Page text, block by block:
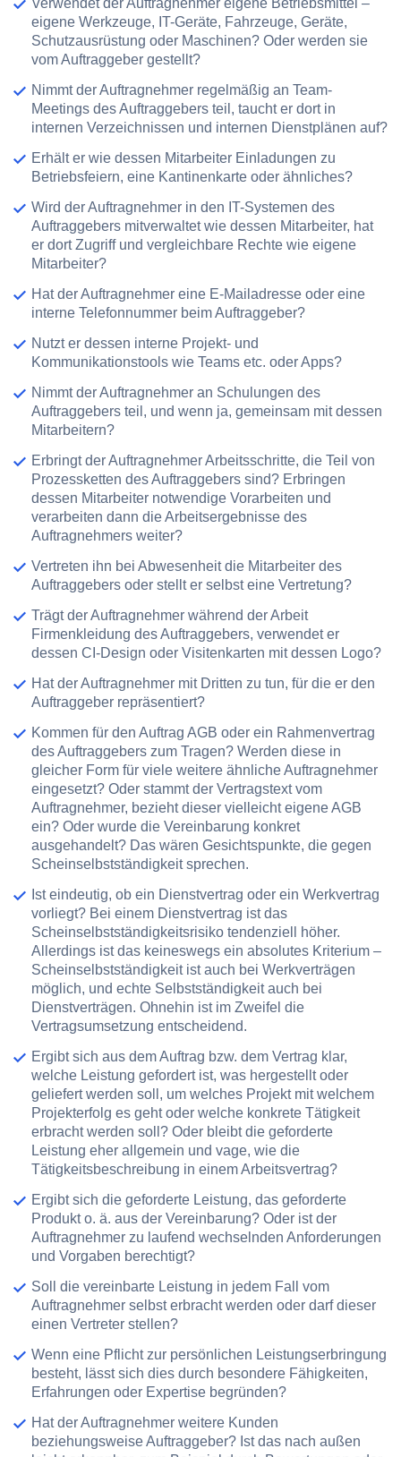
eigene Werkzeuge, IT-Geräte, Fahrzeuge, Geräte,
Schutzausrüstung oder Maschinen? Oder werden sie
vom Auftraggeber gestellt?
Nimmt der Auftragnehmer regelmäßig an Team-
Meetings des Auftraggebers teil, taucht er dort in
internen Verzeichnissen und internen Dienstplänen auf?
Erhält er wie dessen Mitarbeiter Einladungen zu
Betriebsfeiern, eine Kantinenkarte oder ähnliches?
Wird der Auftragnehmer in den IT-Systemen des
Auftraggebers mitverwaltet wie dessen Mitarbeiter, hat
er dortZugriffund vergleichbare Rechte wie eigene
Mitarbeiter?
Hat der Auftragnehmer eine E-Mailadresse oder eine
interne Telefonnummer beim Auftraggeber?
Nutzt er dessen interne Projekt- und
Kommunikationstools wie Teams etc. oder Apps?
Nimmt der Auftragnehmer an Schulungen des
Auftraggebers teil, und wenn ja, gemeinsam mit dessen
Mitarbeitern?
Erbringt der Auftragnehmer Arbeitsschritte, die Teil von
Prozessketten des Auftraggebers sind? Erbringen
dessen Mitarbeiter notwendige Vorarbeiten und
verarbeiten dann die Arbeitsergebnisse des
Auftragnehmers weiter?
Vertreten ihn bei Abwesenheit die Mitarbeiter des
Auftraggebers oder stellt er selbst eine Vertretung?
Trägt der Auftragnehmer während der Arbeit
Firmenkleidung des Auftraggebers, verwendet er
dessen CI-Design oder Visitenkarten mit dessen Logo?
Hat der Auftragnehmer mit Dritten zu tun, für die er den
Auftraggeber repräsentiert?
Kommen für den Auftrag AGB oder ein Rahmenvertrag
des Auftraggebers zum Tragen? Werden diese in
gleicher Form für viele weitere ähnliche Auftragnehmer
eingesetzt? Oder stammt der Vertragstext vom
Auftragnehmer, bezieht dieser vielleicht eigene AGB
ein? Oder wurde die Vereinbarung konkret
ausgehandelt? Das wären Gesichtspunkte, die gegen
Scheinselbstständigkeit sprechen.
Ist eindeutig, ob ein Dienstvertrag oder ein Werkvertrag
vorliegt? Bei einem Dienstvertrag ist das
Scheinselbstständigkeitsrisiko tendenziell höher.
Allerdings ist das keineswegs ein absolutes Kriterium –
Scheinselbstständigkeit ist auch bei Werkverträgen
möglich, und echte Selbstständigkeit auch bei
Dienstverträgen. Ohnehin ist im Zweifel die
Vertragsumsetzung entscheidend.
Ergibt sich aus dem Auftrag bzw. dem Vertrag klar,
welche Leistung gefordert ist, was hergestellt oder
geliefert werden soll, um welches Projekt mit welchem
Projekterfolg es geht oder welche konkrete Tätigkeit
erbracht werden soll? Oder bleibt die geforderte
Leistung eher allgemein und vage, wie die
Tätigkeitsbeschreibung in einem Arbeitsvertrag?
Ergibt sich die geforderte Leistung, das geforderte
Produkt o. ä. aus der Vereinbarung? Oder ist der
Auftragnehmer zu laufend wechselnden Anforderungen
und Vorgaben berechtigt?
Soll die vereinbarte Leistung in jedem Fall vom
Auftragnehmer selbsterbracht werden oder darf dieser
einen Vertreter stellen?
Wenn eine Pflicht zur persönlichen Leistungserbringung
besteht, lässt sich dies durch besondere Fähigkeiten,
Erfahrungen oder Expertise begründen?
Hat der Auftragnehmer weitere Kunden
beziehungsweise Auftraggeber? Ist das nach außen